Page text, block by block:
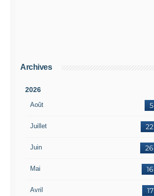
Archives
2026
Août 5
Juillet 22
Juin 26
Mai 16
Avril 17